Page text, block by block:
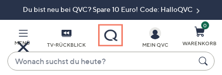
Du bist neu bei QVC? Spare 10 Euro! Code: HalloQVC
MENÜ TV-RÜCKBLICK
Wonach
suchst
MEIN QVC
0
WARENKORB